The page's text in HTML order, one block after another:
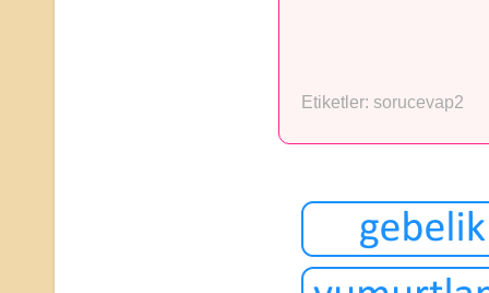
Etiketler: sorucevap2